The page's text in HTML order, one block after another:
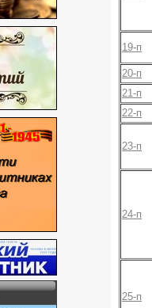
19-п
20-п
21-п
22-п
23-п
24-п
25-п